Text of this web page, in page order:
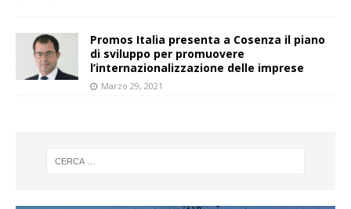
Promos Italia presenta a Cosenza il piano
di sviluppo per promuovere
l’internazionalizzazione delle imprese
Marzo 29, 2021